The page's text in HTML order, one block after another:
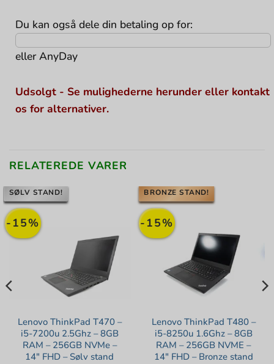
Du kan også dele din betaling op for:
ellerAnyDay
Udsolgt - Se mulighederne herunder eller kontakt
os for alternativer.
RELATEREDE VARER
-15%
SØLV STAND!
Lenovo ThinkPad T470 –
i5-7200u 2.5Ghz – 8GB
RAM – 256GB NVMe –
14″ FHD – Sølv stand
-15%
BRONZE STAND!
Lenovo ThinkPad T480 –
i5-8250u 1.6Ghz – 8GB
RAM – 256GB NVME –
14″ FHD – Bronze stand